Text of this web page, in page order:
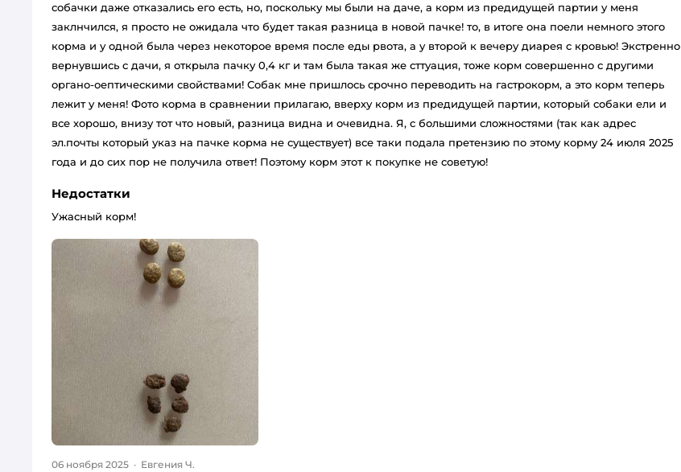
собачки даже отказались его есть, но, поскольку мы были на даче, а корм из предидущей партии у меня
заклнчился, я просто не ожидала что будет такая разница в новой пачке! то, в итоге она поели немного этого
корма и у одной была через некоторое время после еды рвота, а у второй к вечеру диарея с кровью! Экстренно
вернувшись с дачи, я открыла пачку 0,4 кг и там была такая же сттуация, тоже корм совершенно с другими
органо-оептическими свойствами! Собак мне пришлось срочно переводить на гастрокорм, а это корм теперь
лежит у меня! Фото корма в сравнении прилагаю, вверху корм из предидущей партии, который собаки ели и
все хорошо, внизу тот что новый, разница видна и очевидна. Я, с большими сложностями (так как адрес
эл.почты который указ на пачке корма не существует) все таки подала претензию по этому корму 24 июля 2025
года и до сих пор не получила ответ! Поэтому корм этот к покупке не советую!
Недостатки
Ужасный корм!
06 ноября 2025 · Евгения Ч.